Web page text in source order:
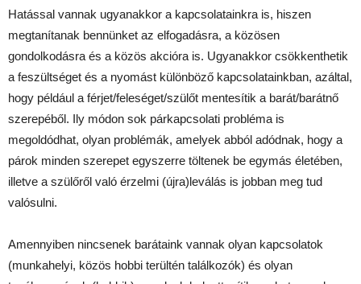
Hatással vannak ugyanakkor a kapcsolatainkra is, hiszen
megtanítanak bennünket az elfogadásra, a közösen
gondolkodásra és a közös akcióra is. Ugyanakkor csökkenthetik
a feszültséget és a nyomást különböző kapcsolatainkban, azáltal,
hogy például a férjet/feleséget/szülőt mentesítik a barát/barátnő
szerepéből. Ily módon sok párkapcsolati probléma is
megoldódhat, olyan problémák, amelyek abból adódnak, hogy a
párok minden szerepet egyszerre töltenek be egymás életében,
illetve a szülőről való érzelmi (újra)leválás is jobban meg tud
valósulni.
Amennyiben nincsenek barátaink vannak olyan kapcsolatok
(munkahelyi, közös hobbi terültén találkozók) és olyan